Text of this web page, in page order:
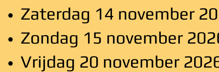
Zaterdag 14 november
Zondag 15 november
Vrijdag 20 november